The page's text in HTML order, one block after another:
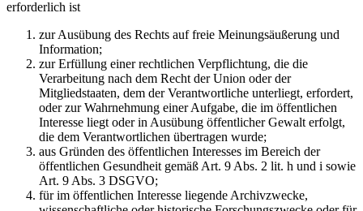
erforderlich ist
zur Ausübung des Rechts auf freie Meinungsäußerung und
Information;
zur Erfüllung einer rechtlichen Verpflichtung, die die
Verarbeitung nach dem Recht der Union oder der
Mitgliedstaaten, dem der Verantwortliche unterliegt, erfordert,
oder zur Wahrnehmung einer Aufgabe, die im öffentlichen
Interesse liegt oder in Ausübung öffentlicher Gewalt erfolgt,
die dem Verantwortlichen übertragen wurde;
aus Gründen des öffentlichen Interesses im Bereich der
öffentlichen Gesundheit gemäß Art. 9 Abs. 2 lit. h und i sowie
Art. 9 Abs. 3 DSGVO;
für im öffentlichen Interesse liegende Archivzwecke,